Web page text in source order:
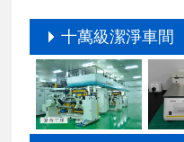
十萬級潔淨車間